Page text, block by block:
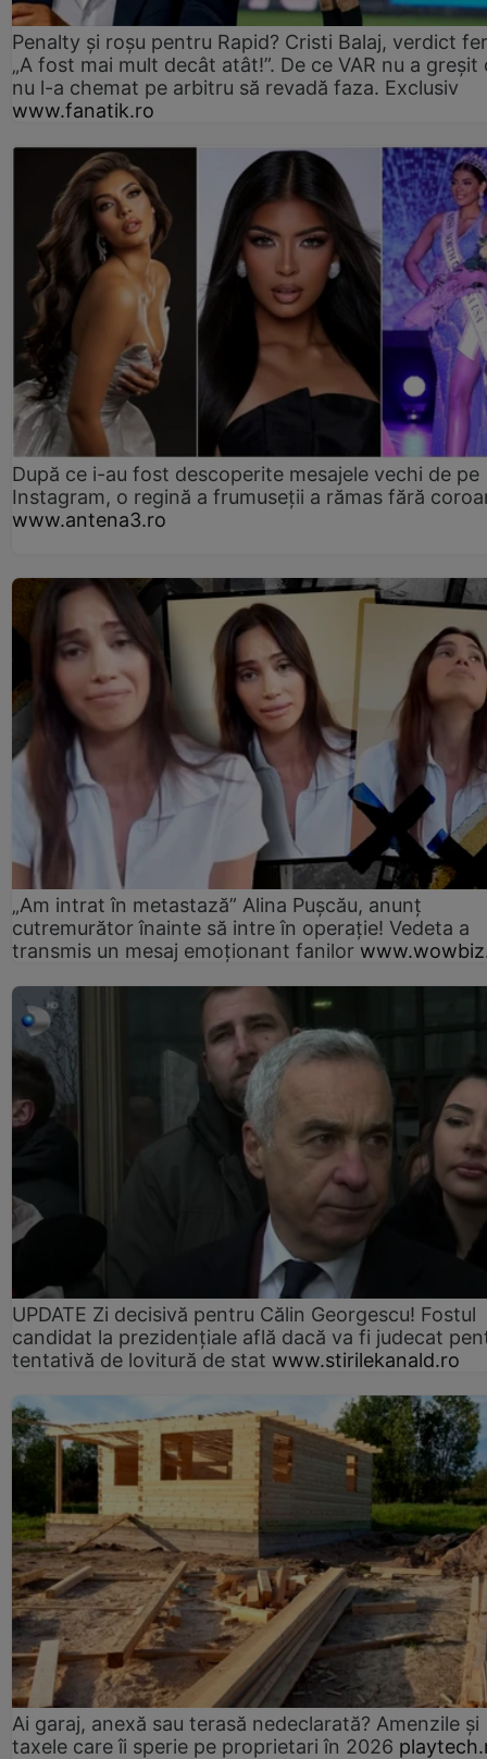
Penalty și roșu pentru Rapid? Cristi Balaj, verdict
„A fost mai mult decât atât!”. De ce VAR nu a greșit
nu l-a chemat pe arbitru să revadă faza. Exclusiv
www.fanatik.ro
După ce i-au fost descoperite mesajele vechi de pe
Instagram, o regină a frumuseții a rămas fără
www.antena3.ro
„Am intrat în metastază” Alina Pușcău, anunț
cutremurător înainte să intre în operație! Vedeta a
transmis un mesaj emoționant fanilor
UPDATE Zi decisivă pentru Călin Georgescu! Fostul
candidat la prezidențiale află dacă va fi judecat
tentativă de lovitură de stat www.stirilekanald.ro
Ai garaj, anexă sau terasă nedeclarată? Amenzile și
taxele care îi sperie pe proprietari în 2026